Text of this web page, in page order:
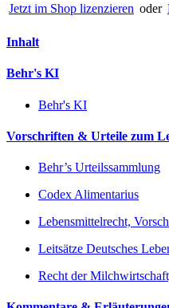
Jetzt im Shop lizenzieren oder
Inhalt
Behr's KI
Behr's KI
Vorschriften & Urteile zum
Behr’s Urteilssammlung
Codex Alimentarius
Lebensmittelrecht,
Leitsätze Deutsches
Recht der